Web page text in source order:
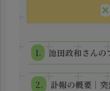
池田政和さんの
訃報の概要｜